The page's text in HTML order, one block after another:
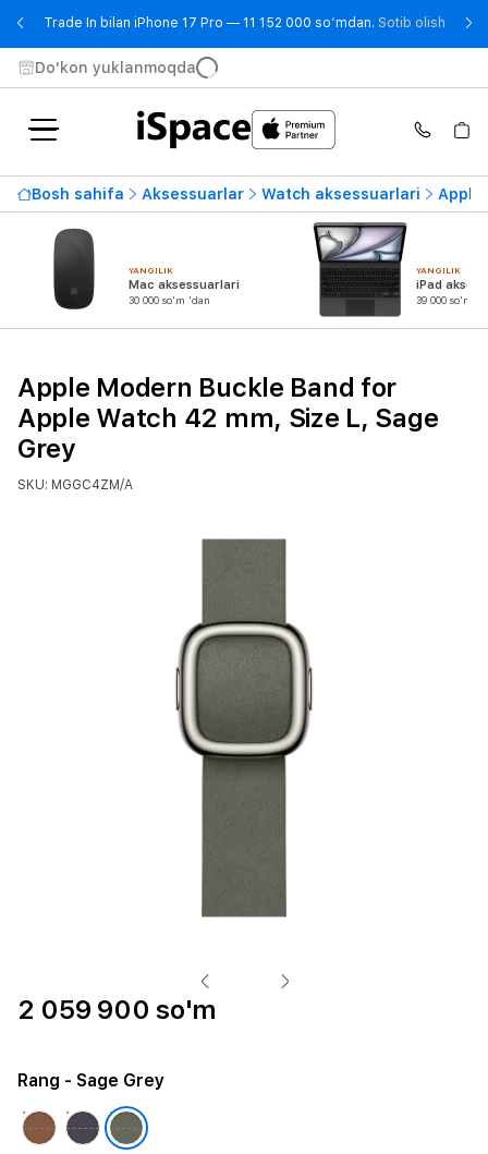
Trade In bilan iPhone 17 Pro — 11 152 000 so‘mdan. Sotib olish-
Do'kon yuklanmoqda
Bosh sahifa Aksessuarlar Watch aksessuarlari Apple
YANGILIK
Mac aksessuarlari
30 000 so'm 'dan
YANGILIK
iPad
39 000 so'm
Apple Modern Buckle Band for
Apple Watch 42 mm, Size L, Sage
Grey
SKU: MGGC4ZM/A
2 059 900 so'm
Rang - Sage Grey